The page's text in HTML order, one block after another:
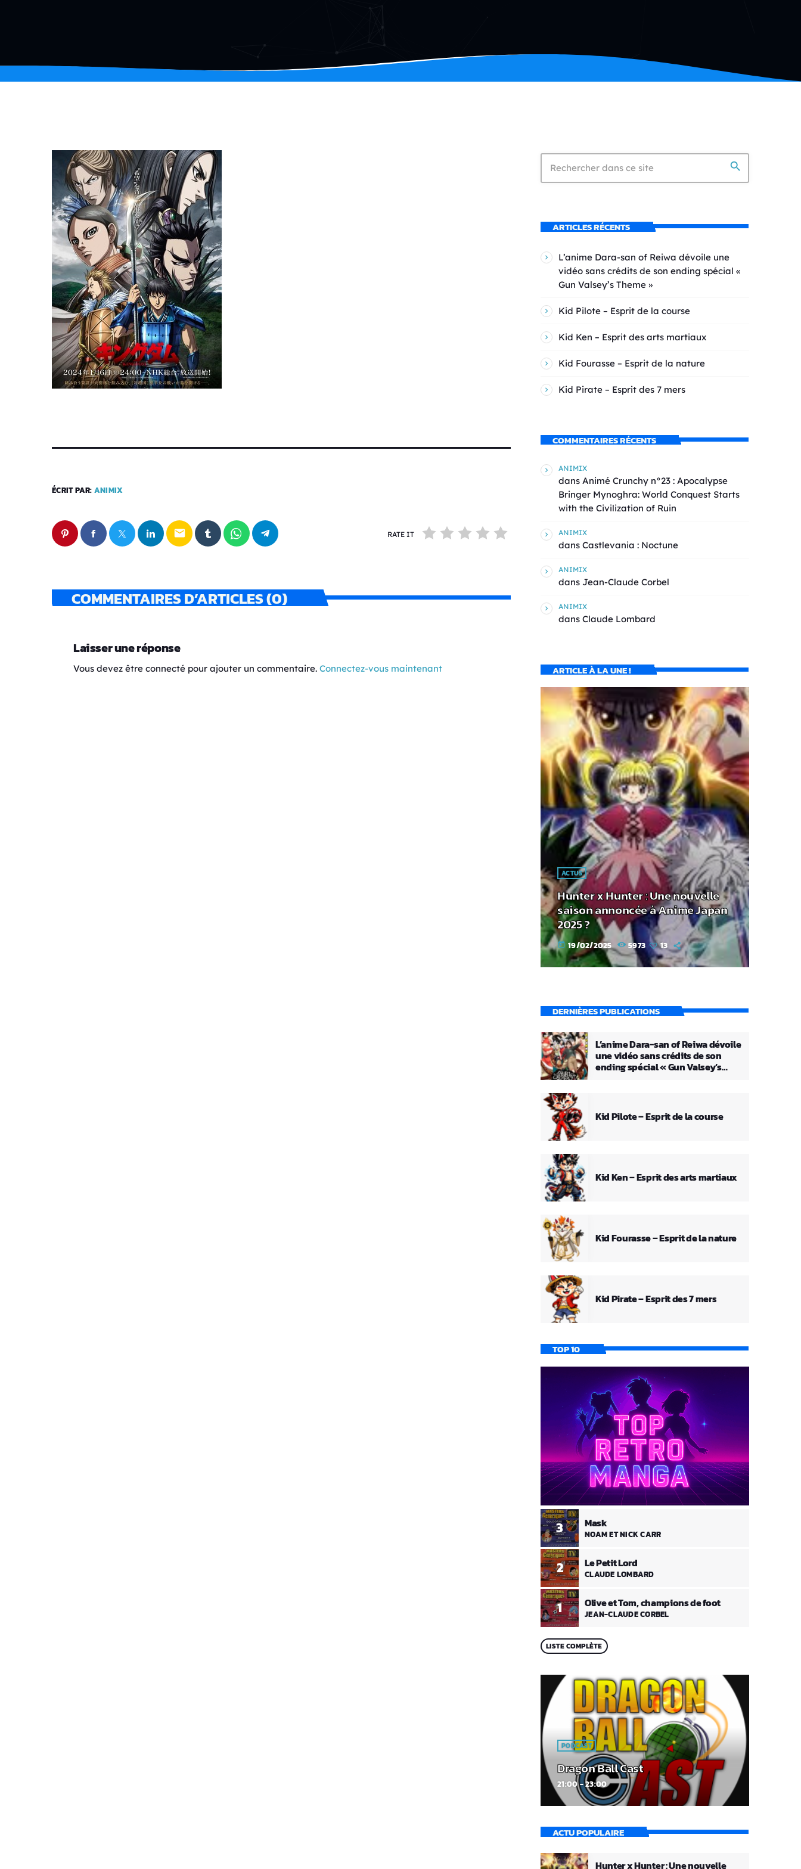
ÉCRIT PAR: ANIMIX
email RATE IT
COMMENTAIRES D’ARTICLES (0)
Laisser une réponse
Vous devez être connecté pour ajouter un commentaire. Connectez-vous maintenant
search
ARTICLES RÉCENTS
L’anime Dara-san of Reiwa dévoile une
vidéo sans crédits de son ending spécial «
Gun Valsey’s Theme »
Kid Pilote – Esprit de la course
Kid Ken – Esprit des arts martiaux
Kid Fourasse – Esprit de la nature
Kid Pirate – Esprit des 7 mers
COMMENTAIRES RÉCENTS
ANIMIX
dans Animé Crunchy n°23 : Apocalypse
Bringer Mynoghra: World Conquest Starts
with the Civilization of Ruin
ANIMIX
dans Castlevania : Noctune
ANIMIX
dans Jean-Claude Corbel
ANIMIX
dans Claude Lombard
ARTICLE À LA UNE !
ACTUS
Hunter x Hunter : Une nouvelle
saison annoncée à Anime Japan
2025 ?
today 19/02/2025 5973 13
DERNIÈRES PUBLICATIONS
L’anime Dara-san of Reiwa dévoile
une vidéo sans crédits de son
ending spécial « Gun Valsey’s
Kid Pilote – Esprit de la course
Kid Ken – Esprit des arts martiaux
Kid Fourasse – Esprit de la nature
Kid Pirate – Esprit des 7 mers
TOP 10
1 Olive et Tom, champions de foot
JEAN-CLAUDE CORBEL
2 Le Petit Lord
CLAUDE LOMBARD
3 Mask
NOAM ET NICK CARR
LISTE COMPLÈTE
PODCAST
Dragon Ball Cast
21:00 - 23:00
ACTU POPULAIRE
Hunter x Hunter : Une nouvelle